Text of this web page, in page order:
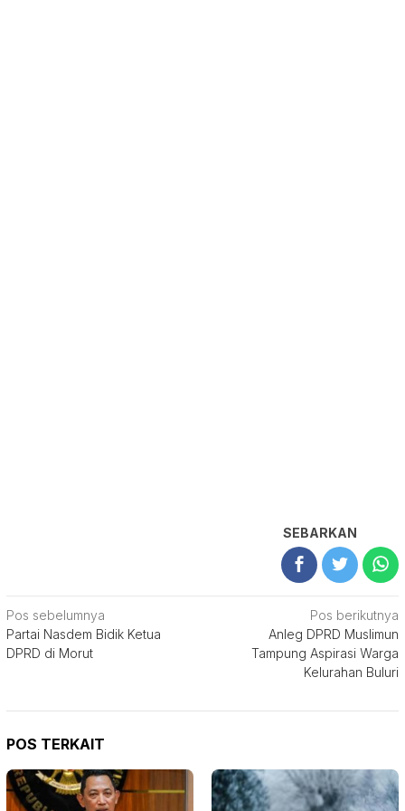
SEBARKAN
Navigasi
pos
Pos sebelumnya
Partai Nasdem Bidik Ketua
DPRD di Morut
Pos berikutnya
Anleg DPRD Muslimun
Tampung Aspirasi Warga
Kelurahan Buluri
POS TERKAIT